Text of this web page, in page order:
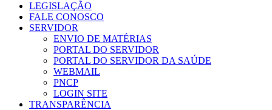
LEGISLAÇÃO
FALE CONOSCO
SERVIDOR
ENVIO DE MATÉRIAS
PORTAL DO SERVIDOR
PORTAL DO SERVIDOR DA SAÚDE
WEBMAIL
PNCP
LOGIN SITE
TRANSPARÊNCIA